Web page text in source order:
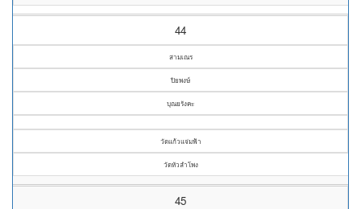
44
สามเณร
ปิยพงษ์
บุณยรังคะ
วัดแก้วแจ่มฟ้า
วัดหัวลำโพง
45